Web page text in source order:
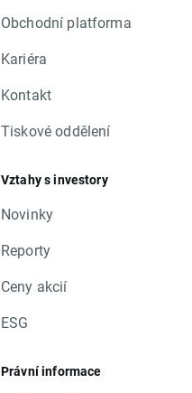
Obchodní platforma
Kariéra
Kontakt
Tiskové oddělení
Vztahy s investory
Novinky
Reporty
Ceny akcií
ESG
Právní informace